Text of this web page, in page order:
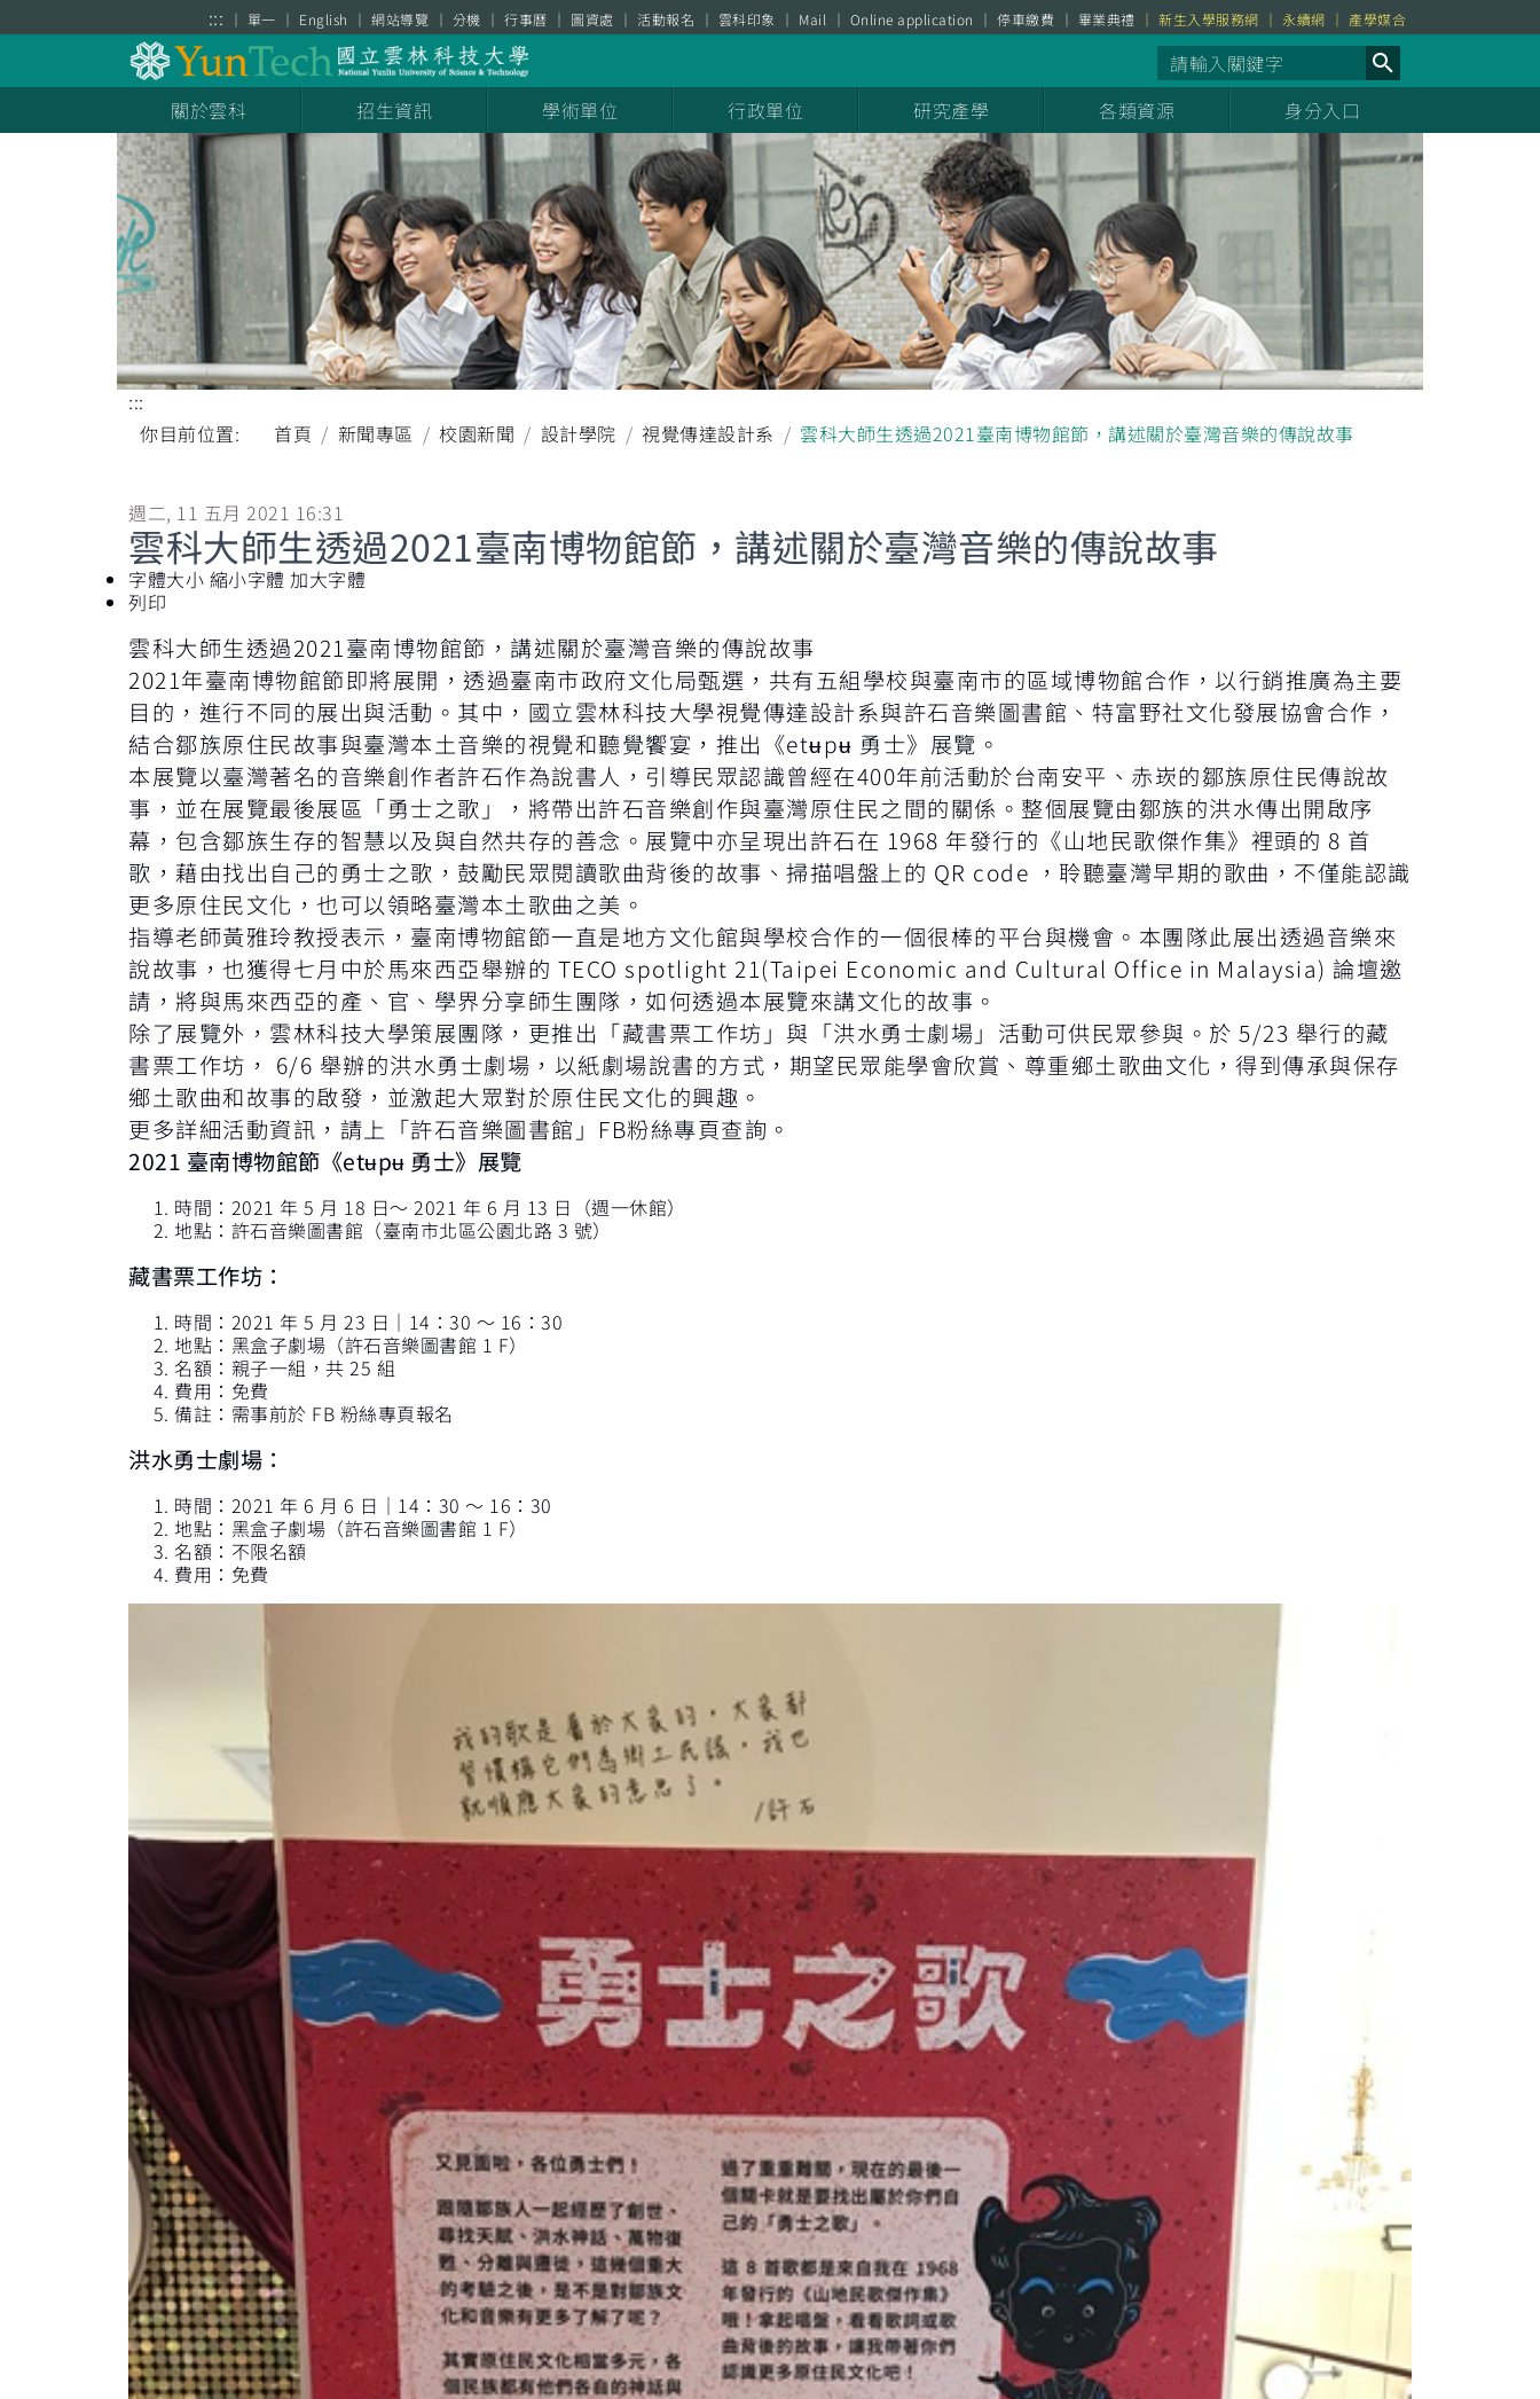
::: 單一 English 網站導覽 分機 行事曆 圖資處 活動報名 雲科印象 Mail Online application 停車繳費 畢業典禮 新生入學服務網 永續網 產學媒合
關於雲科 招生資訊 學術單位 行政單位 研究產學 各類資源 身分入口
:::
你目前位置:
首頁 新聞專區 校園新聞 設計學院 視覺傳達設計系 雲科大師生透過2021臺南博物館節，講述關於臺灣音樂的傳說故事
週二, 11 五月 2021 16:31
雲科大師生透過2021臺南博物館節，講述關於臺灣音樂的傳說故事
字體大小 縮小字體 加大字體
列印
雲科大師生透過2021臺南博物館節，講述關於臺灣音樂的傳說故事
2021年臺南博物館節即將展開，透過臺南市政府文化局甄選，共有五組學校與臺南市的區域博物館合作，以行銷推廣為主要
目的，進行不同的展出與活動。其中，國立雲林科技大學視覺傳達設計系與許石音樂圖書館、特富野社文化發展協會合作，
結合鄒族原住民故事與臺灣本土音樂的視覺和聽覺饗宴，推出《etʉpʉ 勇士》展覽。
本展覽以臺灣著名的音樂創作者許石作為說書人，引導民眾認識曾經在400年前活動於台南安平、赤崁的鄒族原住民傳說故
事，並在展覽最後展區「勇士之歌」，將帶出許石音樂創作與臺灣原住民之間的關係。整個展覽由鄒族的洪水傳出開啟序
幕，包含鄒族生存的智慧以及與自然共存的善念。展覽中亦呈現出許石在 1968 年發行的《山地民歌傑作集》裡頭的 8 首
歌，藉由找出自己的勇士之歌，鼓勵民眾閱讀歌曲背後的故事、掃描唱盤上的 QR code ，聆聽臺灣早期的歌曲，不僅能認識
更多原住民文化，也可以領略臺灣本土歌曲之美。
指導老師黃雅玲教授表示，臺南博物館節一直是地方文化館與學校合作的一個很棒的平台與機會。本團隊此展出透過音樂來
說故事，也獲得七月中於馬來西亞舉辦的 TECO spotlight 21(Taipei Economic and Cultural Office in Malaysia) 論壇邀
請，將與馬來西亞的產、官、學界分享師生團隊，如何透過本展覽來講文化的故事。
除了展覽外，雲林科技大學策展團隊，更推出「藏書票工作坊」與「洪水勇士劇場」活動可供民眾參與。於 5/23 舉行的藏
書票工作坊， 6/6 舉辦的洪水勇士劇場，以紙劇場說書的方式，期望民眾能學會欣賞、尊重鄉土歌曲文化，得到傳承與保存
鄉土歌曲和故事的啟發，並激起大眾對於原住民文化的興趣。
更多詳細活動資訊，請上「許石音樂圖書館」FB粉絲專頁查詢。
2021 臺南博物館節《etʉpʉ 勇士》展覽
時間：2021 年 5 月 18 日～ 2021 年 6 月 13 日（週一休館）
地點：許石音樂圖書館（臺南市北區公園北路 3 號）
藏書票工作坊 ：
時間：2021 年 5 月 23 日｜14：30 ～ 16：30
地點：黑盒子劇場（許石音樂圖書館 1 F）
名額：親子一組，共 25 組
費用：免費
備註：需事前於 FB 粉絲專頁報名
洪水勇士劇場 ：
時間：2021 年 6 月 6 日｜14：30 ～ 16：30
地點：黑盒子劇場（許石音樂圖書館 1 F）
名額：不限名額
費用：免費